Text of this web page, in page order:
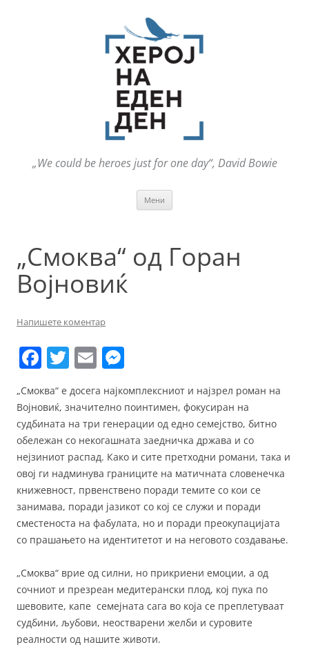
„We could be heroes just for one day“, David Bowie
Мени
„Смоква“ од Горан
Војновиќ
Напишете коментар
F
c
e
b
o
o
k
T
itt
er
E
m
ai
l
ss
e
n
g
er
„Смоква“ е досега најкомплексниот и најзрел роман на
Војновиќ, значително поинтимен, фокусиран на
судбината на три генерации од едно семејство, битно
обележан со некогашната заедничка држава и со
нејзиниот распад. Како и сите претходни романи, така и
овој ги надминува границите на матичната словенечка
книжевност, првенствено поради темите со кои се
занимава, поради јазикот со кој се служи и поради
сместеноста на фабулата, но и поради преокупацијата
со прашањето на идентитетот и на неговото создавање.
„Смоква“ врие од силни, но прикриени емоции, а од
сочниот и презреан медитерански плод, кој пука по
шевовите, капе семејната сага во која се преплетуваат
судбини, љубови, неостварени желби и суровите
реалности од нашите животи.